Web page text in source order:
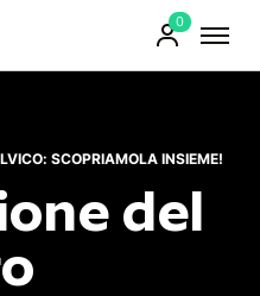
0
Prodotti
SCOPRIAMOLA INSIEME!
del